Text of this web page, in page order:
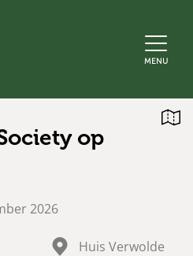
MENU
op
2026
Huis Verwolde
Open